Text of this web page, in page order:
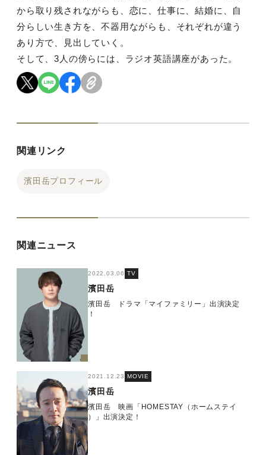
から取り残されながらも、恋に、仕事に、結婚に、自
分らしい生き方を、不器用ながらも、それぞれが違う
あり方で、見出していく。
そして、3人の傍らには、ラジオ英語講座があった。
関連リンク
濱田岳プロフィール
関連ニュース
2022.03.06 TV
濱田岳
濱田岳 ドラマ「マイファミリー」出演決定
！
2021.12.23 MOVIE
濱田岳
濱田岳 映画「HOMESTAY（ホームステイ
）」出演決定！